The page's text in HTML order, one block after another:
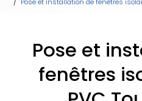
Pose et
fenêtres